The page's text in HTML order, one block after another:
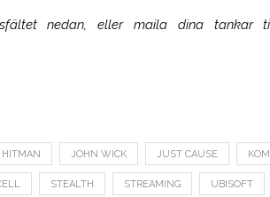
nedan, eller maila dina tankar
HITMAN JOHN WICK JUST CAUSE
STEALTH STREAMING UBISOFT